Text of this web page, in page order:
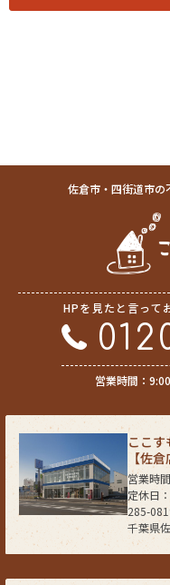
(5) 保有するお客さま情報に
具体的には、以下の内容に
３．お客様の情報の利用目的
当社は、不動産についてのサ
り、各種の申込みの受付、訪
等の機会に、当社が直接ある
客さまの個人情報（お客さま
号等）を取得いたしますが、
いただきます。
(1) 不動産についてのサービ
(2) 不動産についてのサービ
(3) 不動産についてのサービ
(4) ウェブサイトシステム管
(5) その他上記(1)から(4)に附
なお、当社は、サイト管理
お客様の個人データをサイト
このように提供された個人デ
て管理されることとなります
サイト管理会社は、そのサー
ルマガジンなどによる情報
事業運営を改善するために、
先情報を除く）を利用します
佐倉市・四街道市の
HPを見たと言って
営業時間：
ここ
【佐倉
285-
千葉県
営業時
定休日